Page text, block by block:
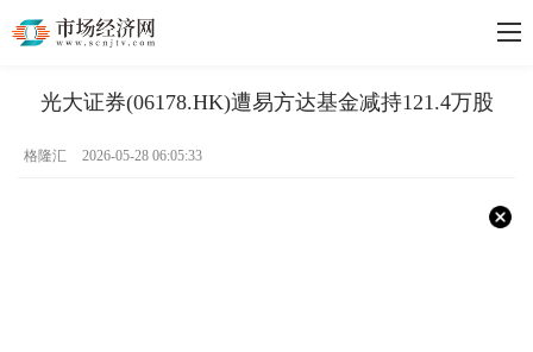
光大证券(06178.HK)遭易方达基金减持121.4万股
格隆汇 2026-05-28 06:05:33